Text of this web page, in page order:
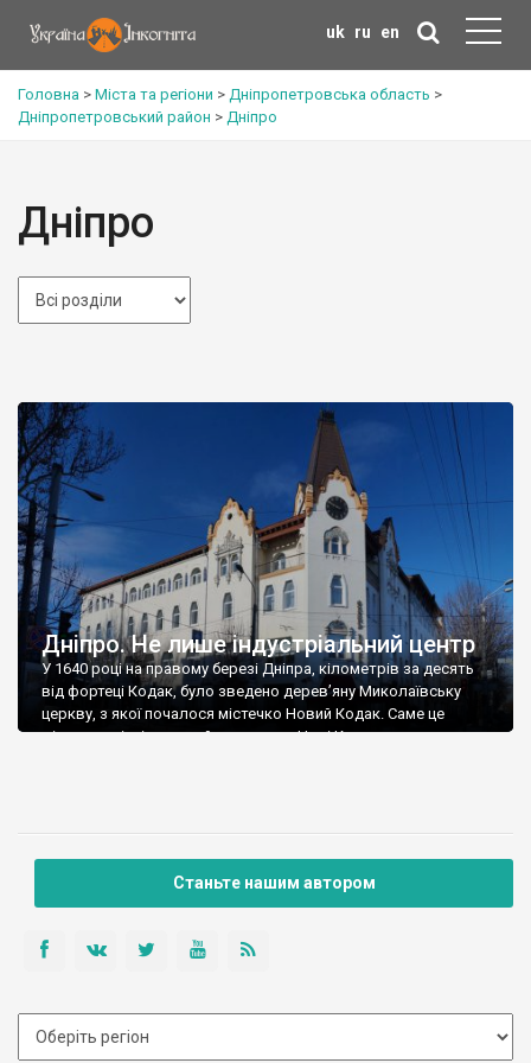
uk ru en
Головна > Міста та регіони > Дніпропетровська область >
Дніпропетровський район > Дніпро
Дніпро
Дніпро. Не лише індустріальний центр
У 1640 році на правому березі Дніпра, кілометрів за десять
від фортеці Кодак, було зведено дерев’яну Миколаївську
церкву, з якої почалося містечко Новий Кодак. Саме це
містечко, пізніше перейменоване у Нові Кодаки, стало
Станьте нашим автором